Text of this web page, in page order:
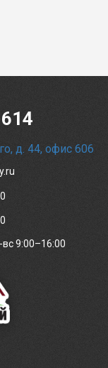
д. 44, офис 606
9:00–16:00